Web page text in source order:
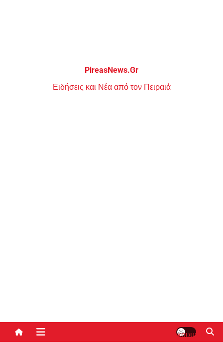
PireasNews.Gr
Ειδήσεις και Νέα από τον Πειραιά
κουμπί